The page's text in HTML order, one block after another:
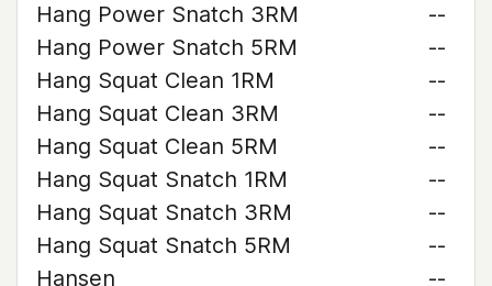
Hang Power Snatch 3RM
--
Hang Power Snatch 5RM
--
Hang Squat Clean 1RM
--
Hang Squat Clean 3RM
--
Hang Squat Clean 5RM
--
Hang Squat Snatch 1RM
--
Hang Squat Snatch 3RM
--
Hang Squat Snatch 5RM
--
Hansen
--